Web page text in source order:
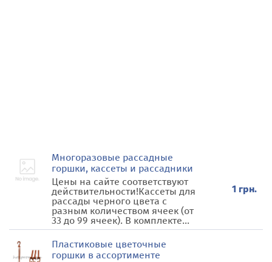
Многоразовые рассадные
горшки, кассеты и рассадники
Цены на сайте соответствуют
действительности!Кассеты для
рассады черного цвета с
разным количеством ячеек (от
33 до 99 ячеек). В комплекте...
1 грн.
Пластиковые цветочные
горшки в ассортименте